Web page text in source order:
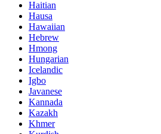
Haitian
Hausa
Hawaiian
Hebrew
Hmong
Hungarian
Icelandic
Igbo
Javanese
Kannada
Kazakh
Khmer